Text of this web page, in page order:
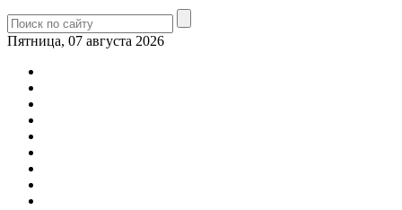
Пятница, 07 августа 2026